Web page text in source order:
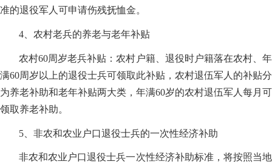
准的退役军人可申请伤残抚恤金。
4、农村老兵的养老与老年补贴
农村60周岁老兵补贴：农村户籍、退役时户籍落在农村、年
满60周岁以上的退役士兵可领取此补贴，农村退伍军人的补贴分
为养老补助和老年补贴两大类，年满60岁的农村退伍军人每月可
领取养老补助。
5、非农和农业户口退役士兵的一次性经济补助
非农和农业户口退役士兵一次性经济补助标准，将按照当地